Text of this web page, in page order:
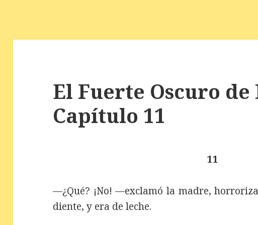
El Fuerte Oscuro de
Capítulo 11
11
—¿Qué? ¡No! —exclamó la madre,
diente, y era de leche.